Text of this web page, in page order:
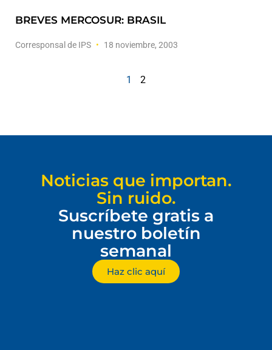
BREVES MERCOSUR: BRASIL
Corresponsal de IPS 18 noviembre, 2003
1 2
Noticias que importan.
Sin ruido.
Suscríbete gratis a
nuestro boletín
semanal
Haz clic aquí